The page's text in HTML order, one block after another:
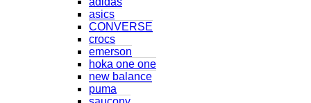
asics
CONVERSE
crocs
emerson
hoka one one
new balance
puma